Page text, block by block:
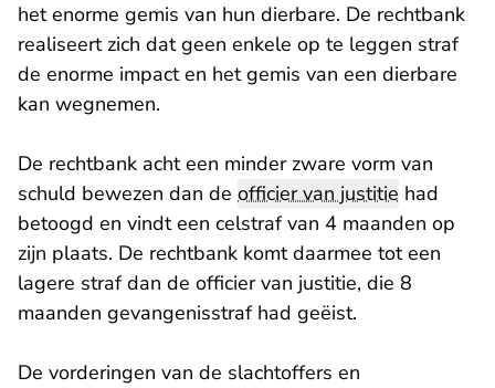
het enorme gemis van hun dierbare. De rechtbank
realiseert zich dat geen enkele op te leggen straf
de enorme impact en het gemis van een dierbare
kan wegnemen.
De rechtbank acht een minder zware vorm van
schuld bewezen dan de officier van justitie had
betoogd en vindt een celstraf van 4 maanden op
zijn plaats. De rechtbank komt daarmee tot een
lagere straf dan de officier van justitie, die 8
maanden gevangenisstraf had geëist.
De vorderingen van de slachtoffers en